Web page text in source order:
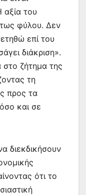
του
φύλου. Δεν
επί του
διάκριση».
στο ζήτημα της
τη
προς τα
και σε
διεκδικήσουν
ότι το